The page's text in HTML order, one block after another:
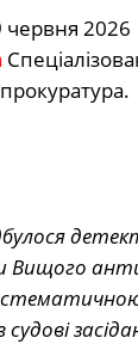
червня 2026
Вищого
судові